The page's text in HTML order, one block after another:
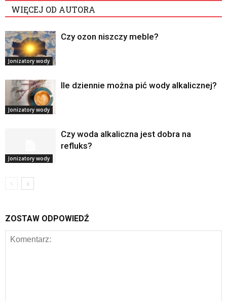
WIĘCEJ OD AUTORA
Jonizatory wody
Czy ozon niszczy meble?
Jonizatory wody
Ile dziennie można pić wody alkalicznej?
Jonizatory wody
Czy woda alkaliczna jest dobra na
refluks?
ZOSTAW ODPOWIEDŹ